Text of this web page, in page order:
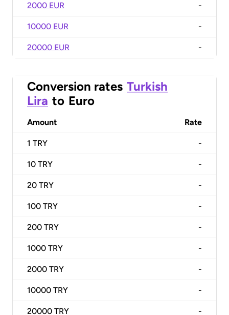
2000 EUR -
10000 EUR -
20000 EUR -
Conversion rates Turkish
Lira to Euro
Amount Rate
1 TRY -
10 TRY -
20 TRY -
100 TRY -
200 TRY -
1000 TRY -
2000 TRY -
10000 TRY -
20000 TRY -